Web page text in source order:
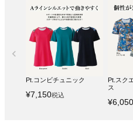
Pt.コンビチュニック
¥7,150税込
Pt.スク
ス
¥6,050